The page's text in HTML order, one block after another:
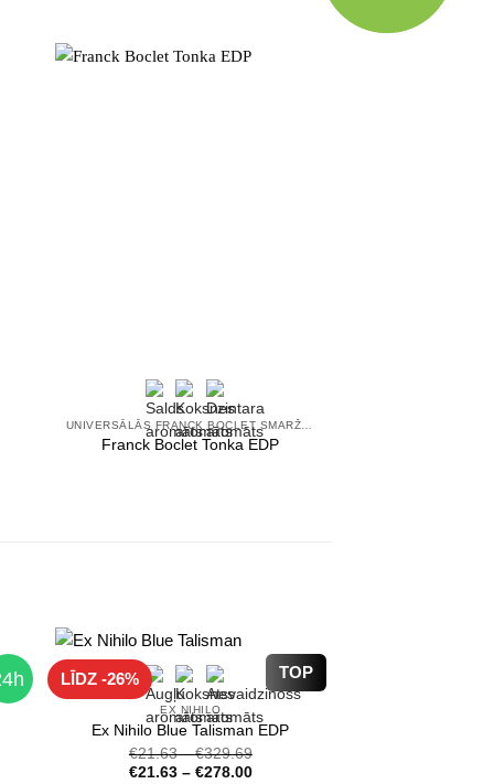
Franck Boclet Tonka EDP
TOP
LĪDZ -26%
EX NIHILO
Ex Nihilo Blue Talisman EDP
€21.63–€329.69
€21.63– €278.00